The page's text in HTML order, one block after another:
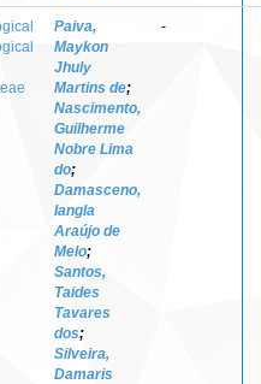
Paiva,
Maykon
Jhuly
Martins de;
Nascimento,
Guilherme
Nobre Lima
do;
Damasceno,
Iangla
Araújo de
Melo;
Santos,
Taides
Tavares
dos;
Silveira,
Damaris
-